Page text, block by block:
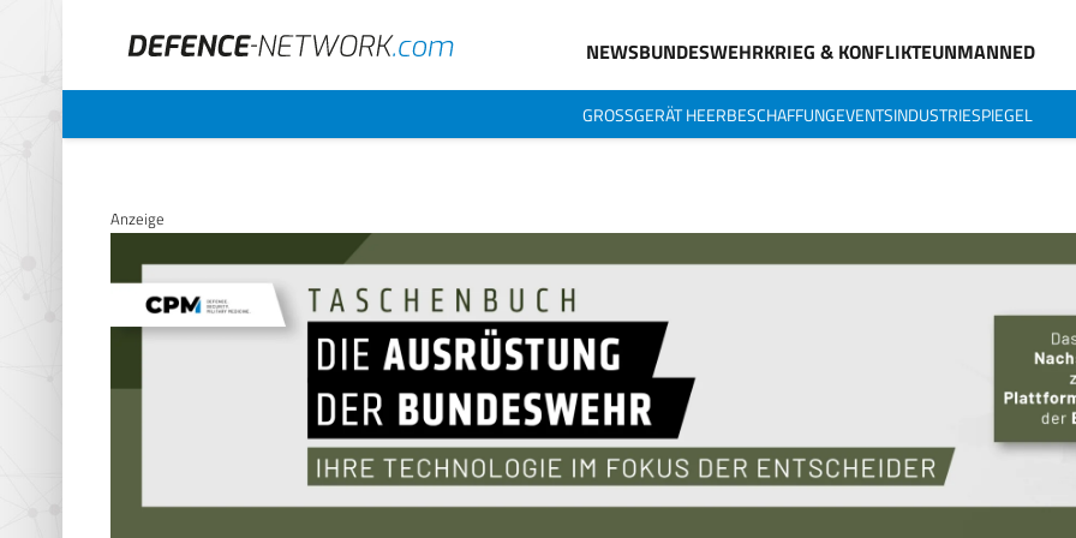
NEWSBUNDESWEHRKRIEG & KONFLIKTEUNMANNED
GROSSGERÄT HEERBESCHAFFUNGEVENTSINDUSTRIESPIEGEL
Anzeige